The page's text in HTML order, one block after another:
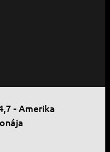
- Amerika